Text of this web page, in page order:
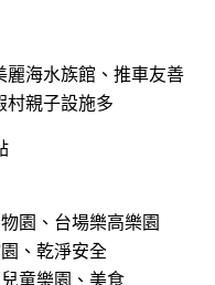
麗海水族館、推車友善
村親子設施多
園、台場樂高樂園
、乾淨安全
童樂園、美食